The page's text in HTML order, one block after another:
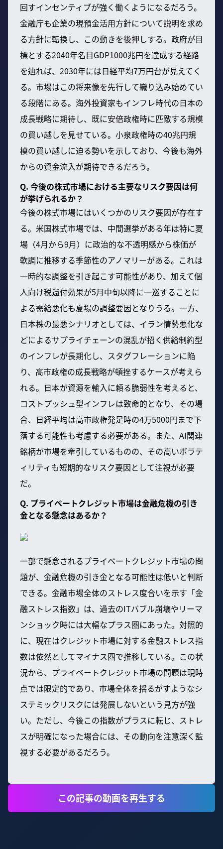
回すインセンティブが強く働くようになるだろう。
金融庁も企業の現預金活用方針について説明を求め
る方針に転換し、この動きを後押しする。政府が目
標とする2040年名目GDP1000兆円を達成する経路
を辿れば、2030年には日経平均7万円台が見えてく
る。市場はこの将来像を先行して織り込み始めてい
る段階にある。海外投資家もインフレ時代の日本の
成長戦略に期待し、既に安倍政権時に匹敵する規模
の買い越しを見せている。小泉政権時の40兆円規
模の買い越しに迫る勢いを示しており、今後も海外
からの資金流入が期待できるだろう。
Q. 今後の株式市場における主要なリスク要因は何
が挙げられるか？
今後の株式市場にはいくつかのリスク要因が存在す
る。米国株式市場では、中間選挙がある年は特に夏
場（4月から9月）に政治的な不透明感から株価が
軟調に推移する季節性のアノマリーがある。これは
一時的な調整を引き起こす可能性があり、加えて個
人向け税還付効果が5月中旬以降に一巡することに
よる需給悪化も夏場の調整要因となりうる。一方、
日本株の最悪シナリオとしては、イラン情勢悪化な
どによるサプライチェーンの混乱が招く供給制約型
のインフレが長期化し、スタグフレーションに陥
り、高市政権の成長戦略が頓挫するケースが考えら
れる。日本が資源を輸入に頼る脆弱性を考えると、
コストプッシュ型インフレは致命的となり、その場
合、日経平均は高市政権発足時の4万5000円まで下
落する可能性も考慮する必要がある。また、AI関連
銘柄が市場を牽引しているものの、その高いボラテ
ィリティも短期的なリスク要因として注視が必要
だ。
Q. プライベートクレジット市場は金融危機の引き
金となる懸念はあるか？
一部で懸念されるプライベートクレジット市場の問
題が、金融危機の引き金となる可能性は低いと判断
できる。金融市場全体のストレス度合いを示す「金
融ストレス指数」は、過去のITバブル崩壊やリーマ
ンショック時には大幅なプラス圏にあった。対照的
に、現在はクレジット市場に対する金融ストレス指
数は依然としてマイナス圏で推移している。この状
況から、プライベートクレジット市場の問題は現時
点では限定的であり、市場全体を揺るがすようなシ
ステミックリスクには発展しないという見方が強
い。ただし、今後この指数がプラスに転じ、ストレ
スが明確になった場合には、その動向を注意深く監
視する必要があるだろう。
この記事の動画を再生する